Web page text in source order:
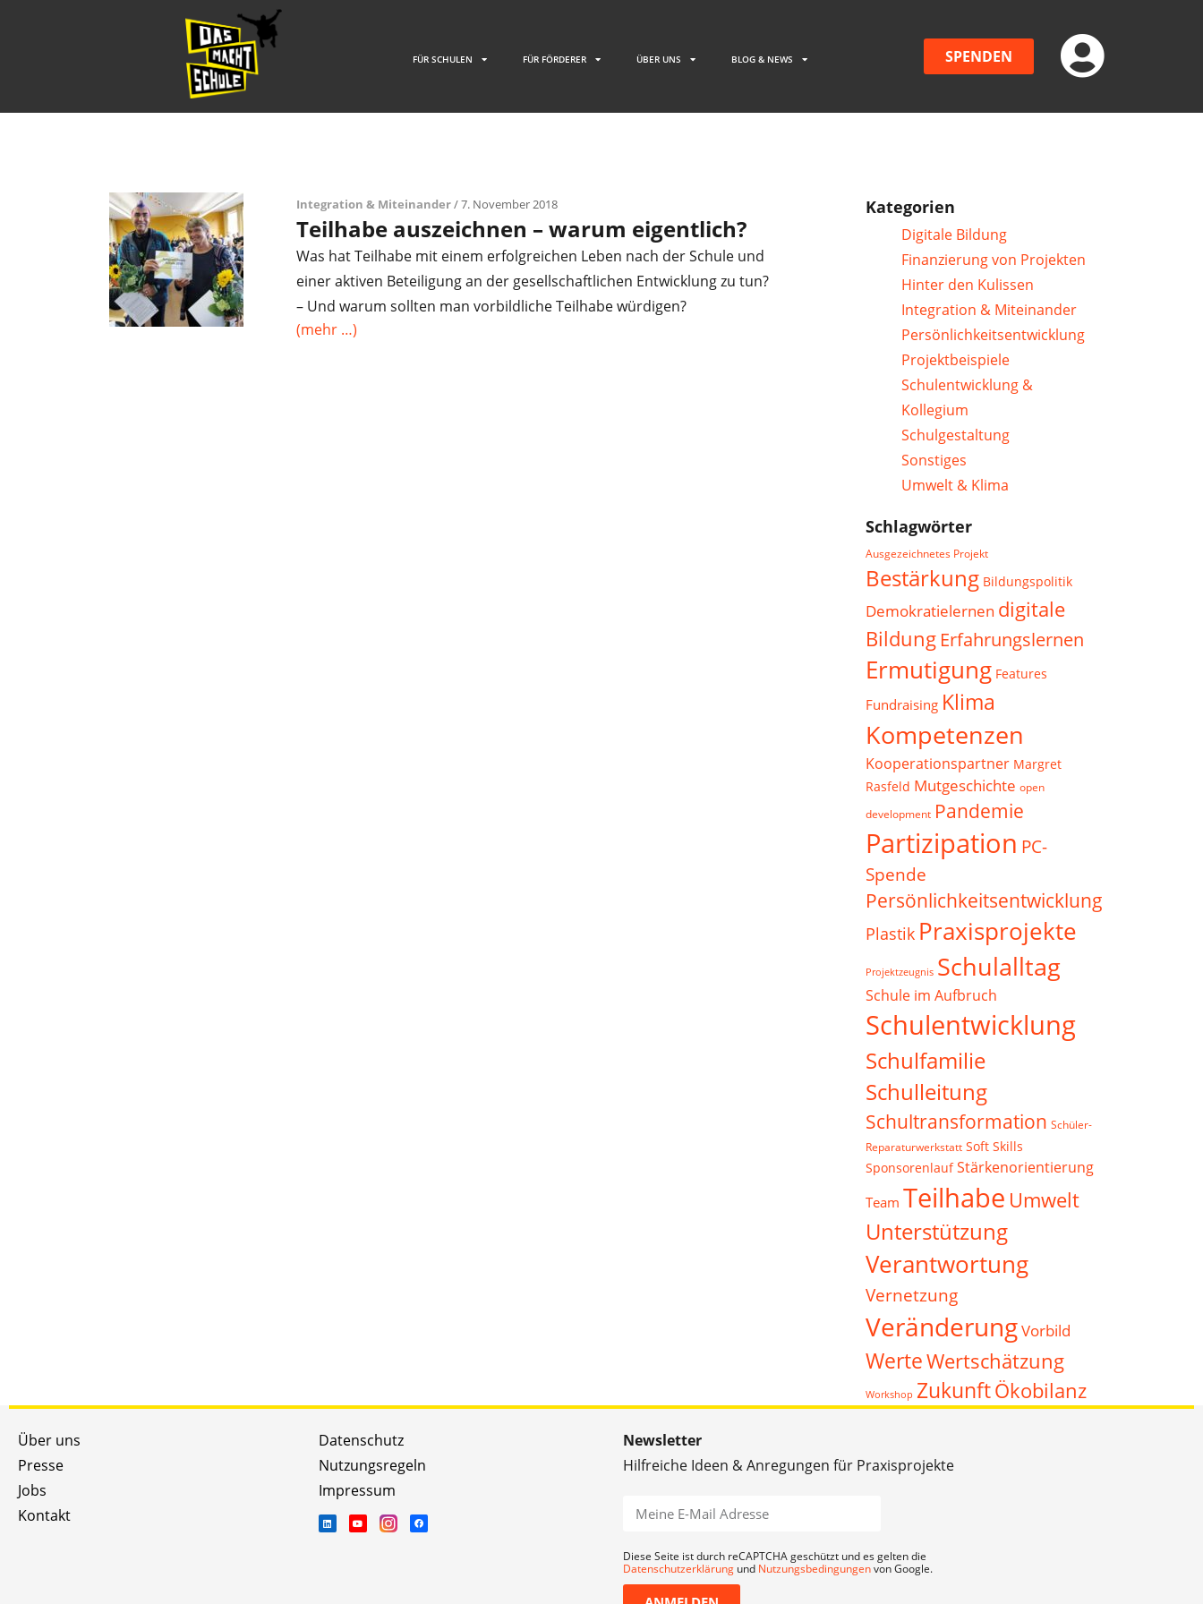
FÜR SCHULEN FÜR FÖRDERER ÜBER UNS BLOG & NEWS SPENDEN
Integration & Miteinander/ 7. November 2018
Teilhabe auszeichnen – warum eigentlich?
Was hat Teilhabe mit einem erfolgreichen Leben nach der Schule und
einer aktiven Beteiligung an der gesellschaftlichen Entwicklung zu tun?
– Und warum sollten man vorbildliche Teilhabe würdigen?
(mehr …)
Kategorien
Digitale Bildung
Finanzierung von Projekten
Hinter den Kulissen
Integration & Miteinander
Persönlichkeitsentwicklung
Projektbeispiele
Schulentwicklung &
Kollegium
Schulgestaltung
Sonstiges
Umwelt & Klima
Schlagwörter
Ausgezeichnetes Projekt
Bestärkung Bildungspolitik
Demokratielernen digitale
Bildung Erfahrungslernen
Ermutigung Features
Fundraising Klima
Kompetenzen
Kooperationspartner Margret
Rasfeld Mutgeschichte open
development Pandemie
Partizipation PC-
Spende
Persönlichkeitsentwicklung
Plastik Praxisprojekte
Projektzeugnis Schulalltag
Schule im Aufbruch
Schulentwicklung
Schulfamilie
Schulleitung
Schultransformation Schüler-
Reparaturwerkstatt Soft Skills
Sponsorenlauf Stärkenorientierung
Team Teilhabe Umwelt
Unterstützung
Verantwortung
Vernetzung
VeränderungVorbild
WerteWertschätzung
Workshop ZukunftÖkobilanz
Über uns
Presse
Jobs
Kontakt
Datenschutz
Nutzungsregeln
Impressum
Newsletter
Hilfreiche Ideen & Anregungen für Praxisprojekte
Diese Seite ist durch reCAPTCHA geschützt und es gelten die
Datenschutzerklärung und Nutzungsbedingungenvon Google.